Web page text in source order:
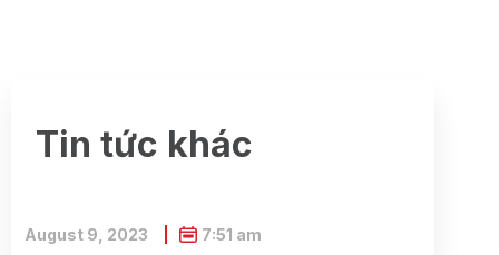
Tin tức khác
August 9, 2023 7:51 am